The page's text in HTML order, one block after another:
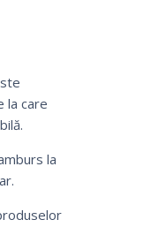
la care
la